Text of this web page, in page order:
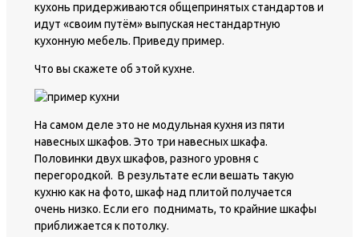
кухонь придерживаются общепринятых стандартов и
идут «своим путём» выпуская нестандартную
кухонную мебель. Приведу пример.
Что вы скажете об этой кухне.
На самом деле это не модульная кухня из пяти
навесных шкафов. Это три навесных шкафа.
Половинки двух шкафов, разного уровня с
перегородкой. В результате если вешать такую
кухню как на фото, шкаф над плитой получается
очень низко. Если его поднимать, то крайние шкафы
приближается к потолку.